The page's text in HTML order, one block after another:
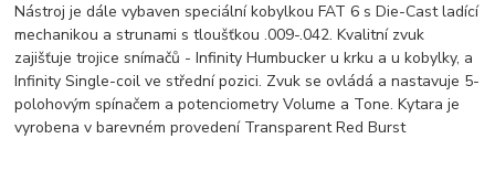
Nástroj je dále vybaven speciální kobylkou FAT 6 s Die-Cast ladící
mechanikou a strunami s tloušťkou .009-.042. Kvalitní zvuk
zajišťuje trojice snímačů - Infinity Humbucker u krku a u kobylky, a
Infinity Single-coil ve střední pozici. Zvuk se ovládá a nastavuje 5-
polohovým spínačem a potenciometry Volume a Tone. Kytara je
vyrobena v barevném provedení Transparent Red Burst